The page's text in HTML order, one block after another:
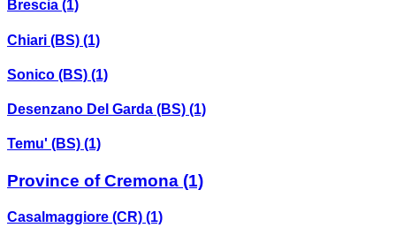
Brescia (1)
Chiari (BS) (1)
Sonico (BS) (1)
Desenzano Del Garda (BS) (1)
Temu' (BS) (1)
Province of Cremona (1)
Casalmaggiore (CR) (1)